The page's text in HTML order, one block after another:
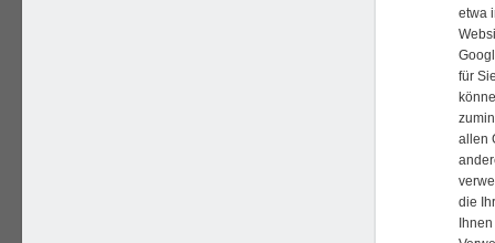
etwa
für
allen
die